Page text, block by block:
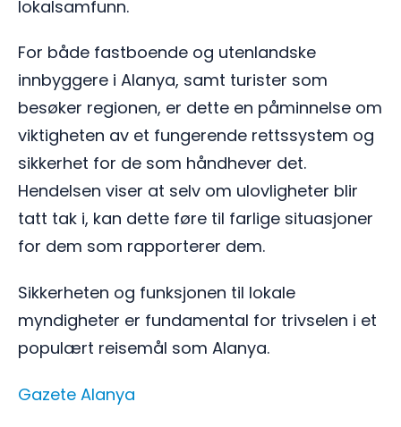
lokalsamfunn.
For både fastboende og utenlandske
innbyggere i Alanya, samt turister som
besøker regionen, er dette en påminnelse om
viktigheten av et fungerende rettssystem og
sikkerhet for de som håndhever det.
Hendelsen viser at selv om ulovligheter blir
tatt tak i, kan dette føre til farlige situasjoner
for dem som rapporterer dem.
Sikkerheten og funksjonen til lokale
myndigheter er fundamental for trivselen i et
populært reisemål som Alanya.
Gazete Alanya